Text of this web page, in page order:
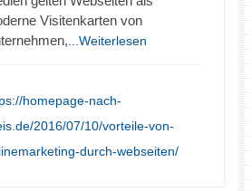
Visitenkarten von
...Weiterlesen
homepage-nach-
2016/07/10/vorteile-von-
durch-webseiten/